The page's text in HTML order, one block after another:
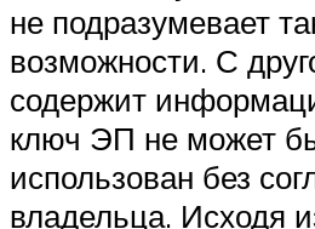
не подразумевает
возможности. С
содержит
ключ ЭП не может
использован без
владельца. Исходя